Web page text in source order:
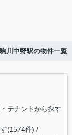
川中野駅の物件一覧
テナントから探す
(1574件)